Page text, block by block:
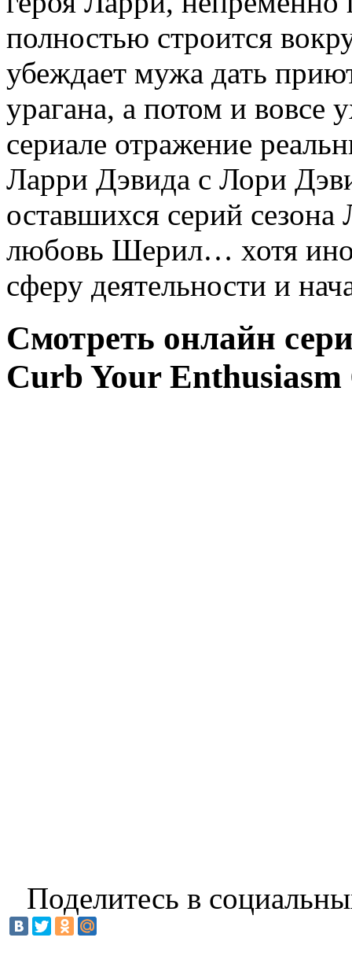
полностью строится
убеждает мужа дать
урагана, а потом и вовсе
сериале отражение
Ларри Дэвида с Лори
оставшихся серий сезона
любовь Шерил… хотя
сферу деятельности и
Смотреть онлайн
Curb Your Enthusiasm
Поделитесь в